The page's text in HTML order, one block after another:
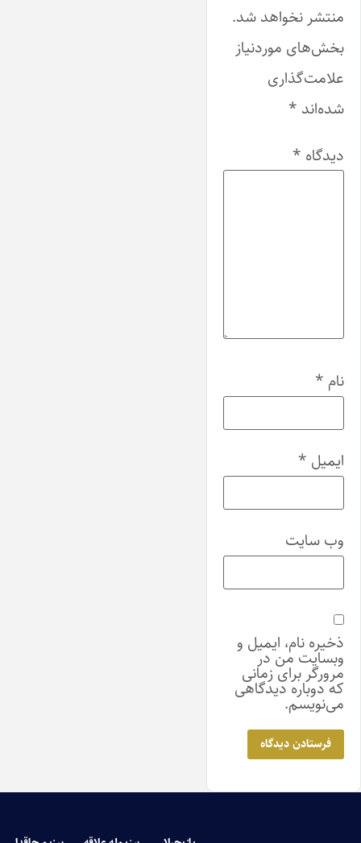
منتشر نخواهد شد.
بخش‌های موردنیاز
علامت‌گذاری
شده‌اند *
دیدگاه *
نام *
ایمیل *
وب‌ سایت
ذخیره نام، ایمیل و
وبسایت من در
مرورگر برای زمانی
که دوباره دیدگاهی
می‌نویسم.